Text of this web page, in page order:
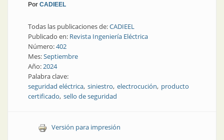
Por CADIEEL
Todas las publicaciones de:CADIEEL
Publicado en: Revista Ingeniería Eléctrica
Número:402
Mes:Septiembre
Año:2024
Palabra clave:
seguridad eléctrica siniestro electrocución producto
certificado sello de seguridad
Versión para impresión